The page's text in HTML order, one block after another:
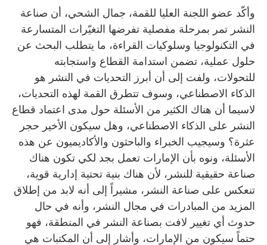
وأكّد عضو اللجنة العليا للقمة، جمال الشحي، أن صناعة
النشر تمر بمرحلة مفصلية تفرضها التغيّرات المتسارعة
في التكنولوجيا وسلوكيات القراءة، ما يتطلب البحث عن
حلول عملية، تضمن استدامة القطاع واستجابته
للتحولات، ولفت إلى أن أبرز التحديات في النشر هو
الذكاء الاصطناعي، وسوف تتطرق القمة لهذه التحديات،
لاسيما أن هناك الكثير من الأسئلة حول مدى اعتماد قطاع
النشر على الذكاء الاصطناعي، وهل سيكون الأخير حجر
عثرة؟ وسيجيب الخبراء والباحثون والأكاديميون عن هذه
الأسئلة، ونوه بأن الإمارات تعمل بجد لكي تكون هناك
صناعة حقيقية للنشر، لأن هناك بنية تحتية إدارية قوية،
تنعكس على صناعة النشر، مشيراً إلى أنه لابد من إطلاق
المزيد من المبادرات في مجال النشر، وأنه في حال
حدوث أي تغيير لافت بصناعة النشر في المنطقة، فهو
حتماً سيكون من الإمارات، وأشار إلى أن المكتبات هي